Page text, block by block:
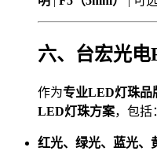
六、台宏光电
作为专业LED灯珠品
LED灯珠方案，包括
红光、绿光、蓝光、